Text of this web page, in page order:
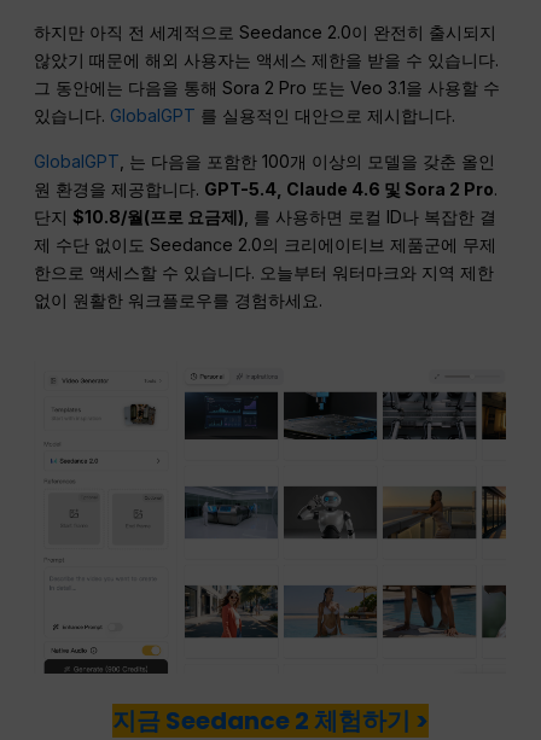
하지만 아직 전 세계적으로 Seedance 2.0이 완전히 출시되지
않았기 때문에 해외 사용자는 액세스 제한을 받을 수 있습니다.
그 동안에는 다음을 통해 Sora 2 Pro 또는 Veo 3.1을 사용할 수
있습니다. GlobalGPT 를 실용적인 대안으로 제시합니다.
GlobalGPT , 는 다음을 포함한 100개 이상의 모델을 갖춘 올인
원 환경을 제공합니다. GPT-5.4, Claude 4.6 및 Sora 2 Pro.
단지$10.8/월(프로 요금제) , 를 사용하면 로컬 ID나 복잡한 결
제 수단 없이도 Seedance 2.0의 크리에이티브 제품군에 무제
한으로 액세스할 수 있습니다. 오늘부터 워터마크와 지역 제한
없이 원활한 워크플로우를 경험하세요.
지금 Seedance 2 체험하기 >